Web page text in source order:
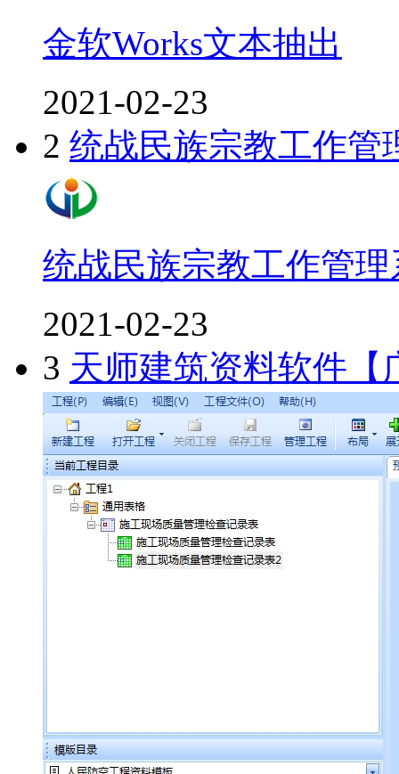
金软Works文本抽出
2021-02-23
2 统战民族宗教工作管
统战民族宗教工作管理
2021-02-23
3 天师建筑资料软件【